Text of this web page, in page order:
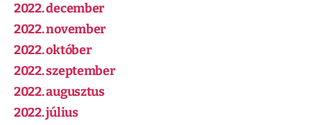
2022. december
2022. november
2022. október
2022. szeptember
2022. augusztus
2022. július